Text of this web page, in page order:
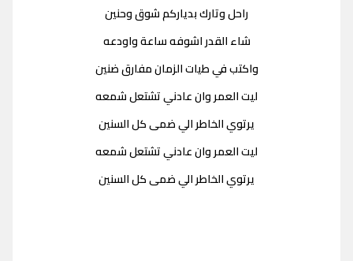
راحل وتارك بدياركم شوق وحنين
شاء القدر اشوفه ساعة واودعه
واكتب في طيات الزمان مفارق ضنين
ليت العمر وان عادني تشتعل شمعه
يرتوي الخاطر الي ضمى كل السنين
ليت العمر وان عادني تشتعل شمعه
يرتوي الخاطر الي ضمى كل السنين